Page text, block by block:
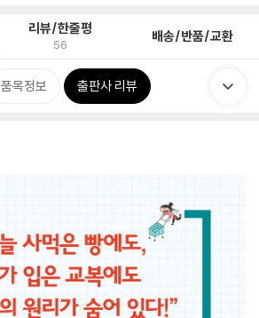
리뷰/한줄평
56 배송/반품/교환
품목정보 출판사 리뷰